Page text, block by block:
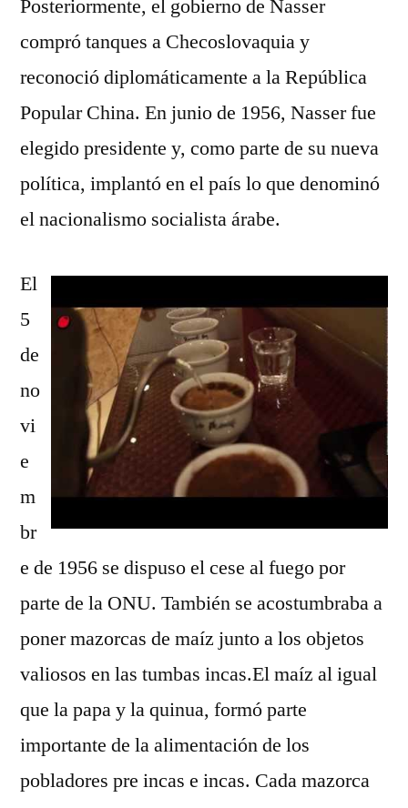
Posteriormente, el gobierno de Nasser
compró tanques a Checoslovaquia y
reconoció diplomáticamente a la República
Popular China. En junio de 1956, Nasser fue
elegido presidente y, como parte de su nueva
política, implantó en el país lo que denominó
el nacionalismo socialista árabe.
El
5
de
no
vi
e
m
br
e de 1956 se dispuso el cese al fuego por
parte de la ONU. También se acostumbraba a
poner mazorcas de maíz junto a los objetos
valiosos en las tumbas incas.El maíz al igual
que la papa y la quinua, formó parte
importante de la alimentación de los
pobladores pre incas e incas. Cada mazorca